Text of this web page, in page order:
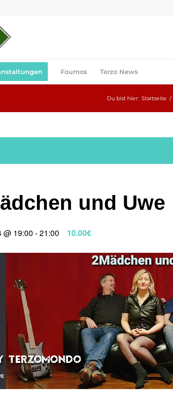
Fournos Terzo News
Du bist hier: Startseite /
und Uwe
@ 19:00 -21:00 10.00€